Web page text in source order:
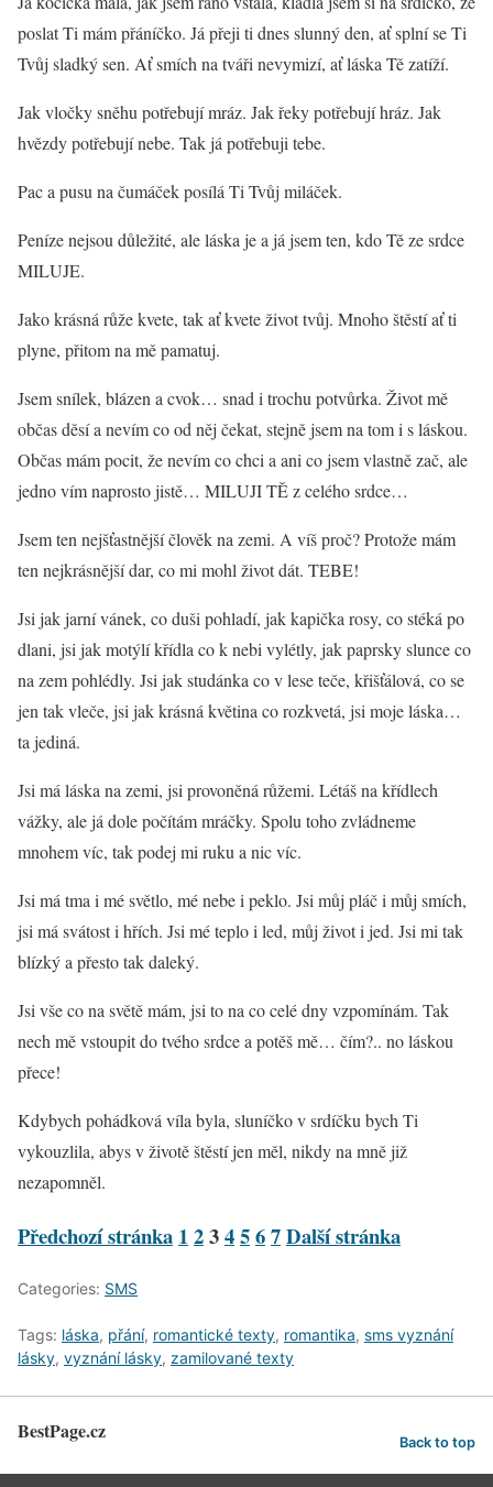
poslat Ti mám přáníčko. Já přeji ti dnes slunný den, ať splní se Ti
Tvůj sladký sen. Ať smích na tváři nevymizí, ať láska Tě zatíží.
Jak vločky sněhu potřebují mráz. Jak řeky potřebují hráz. Jak
hvězdy potřebují nebe. Tak já potřebuji tebe.
Pac a pusu na čumáček posílá Ti Tvůj miláček.
Peníze nejsou důležité, ale láska je a já jsem ten, kdo Tě ze srdce
MILUJE.
Jako krásná růže kvete, tak ať kvete život tvůj. Mnoho štěstí ať ti
plyne, přitom na mě pamatuj.
Jsem snílek, blázen a cvok… snad i trochu potvůrka. Život mě
občas děsí a nevím co od něj čekat, stejně jsem na tom i s láskou.
Občas mám pocit, že nevím co chci a ani co jsem vlastně zač, ale
jedno vím naprosto jistě… MILUJI TĚ z celého srdce…
Jsem ten nejšťastnější člověk na zemi. A víš proč? Protože mám
ten nejkrásnější dar, co mi mohl život dát. TEBE!
Jsi jak jarní vánek, co duši pohladí, jak kapička rosy, co stéká po
dlani, jsi jak motýlí křídla co k nebi vylétly, jak paprsky slunce co
na zem pohlédly. Jsi jak studánka co v lese teče, křišťálová, co se
jen tak vleče, jsi jak krásná květina co rozkvetá, jsi moje láska…
ta jediná.
Jsi má láska na zemi, jsi provoněná růžemi. Létáš na křídlech
vážky, ale já dole počítám mráčky. Spolu toho zvládneme
mnohem víc, tak podej mi ruku a nic víc.
Jsi má tma i mé světlo, mé nebe i peklo. Jsi můj pláč i můj smích,
jsi má svátost i hřích. Jsi mé teplo i led, můj život i jed. Jsi mi tak
blízký a přesto tak daleký.
Jsi vše co na světě mám, jsi to na co celé dny vzpomínám. Tak
nech mě vstoupit do tvého srdce a potěš mě… čím?.. no láskou
přece!
Kdybych pohádková víla byla, sluníčko v srdíčku bych Ti
vykouzlila, abys v životě štěstí jen měl, nikdy na mně již
nezapomněl.
Předchozí stránka 1234567Další stránka
Categories: SMS
Tags: láska, přání, romantické texty, romantika, sms vyznání
lásky, vyznání lásky, zamilované texty
BestPage.cz Back to top